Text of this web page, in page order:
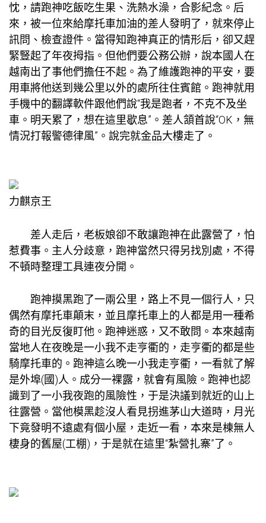
忱，請跑神吃飯吃生果、洗熱水澡，合影紀念。后
來，被一位來給摩托車加油的差人發明了，就來停止
訊問、檢查證件。當得知跑神真正的情形后，卻又趕
緊豎起了年夜拇指。但他們要公務公辦，說本國人在
越南出了事他們擔任不起。為了維護跑神的平安，要
用車將他送到幾公里以外的處所往住賓館。跑神就用
手機中的翻譯軟件跟他們說“我是跑者，不克不及坐
車。明天累了，想在這里歇息”。差人頷首說“OK，無
情況打報警德律風”。說完就金品大樓走了。
力麒京王
差人走后，老板娘卻不敢讓跑神在此露營了，怕
惹費事。主人分歧意，跑神當然只得另找別處，不得
不頓時整理工具連夜分開。
跑神摸黑跑了一兩公里，路上不見一個行人，只
偶然有摩托車顛末，並且摩托車上的人都是用一種希
奇的目光反復盯他。跑神迷惑，又不敢問。本來越南
當地人在夜晚是一小我不走亨衢的，走亨衢的都是些
騎摩托車的。跑神這么晚一小我走亨衢，一看就了解
是外埠(國)人。成分一裸露，就會有風險。跑神也認
識到了一小我夜跑的風險性，于是決議到就近的山上
往露營。當他模黑趁沒人看見拐進茅山大道時，月光
下竟發明不遠處有個小屋，走近一看，本來是棟無人
棲身的舊屋(工棚)，于是就在這里“紮營扎寨”了。